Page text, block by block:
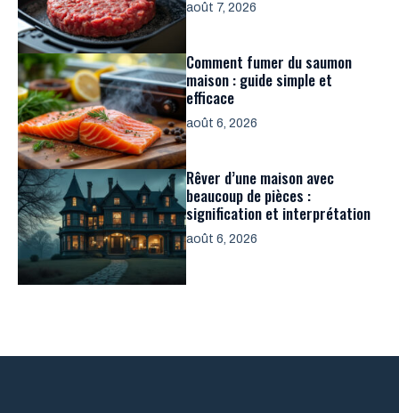
août 7, 2026
Comment fumer du saumon
maison : guide simple et
efficace
août 6, 2026
Rêver d’une maison avec
beaucoup de pièces :
signification et interprétation
août 6, 2026